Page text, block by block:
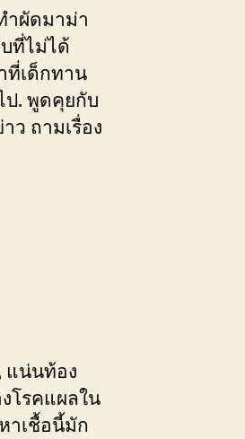
ำผัดมาม่า
ที่ไม่ได้
ที่เด็กทาน
ป. พูดคุยกับ
ว ถามเรื่อง
แน่นท้อง
โรคแผลใน
าเชื้อนี้มัก